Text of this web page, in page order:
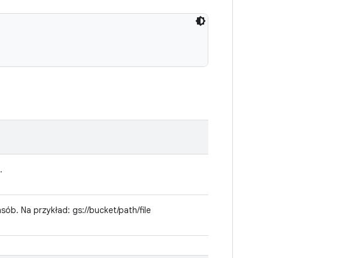
Na przykład: gs://bucket/path/file